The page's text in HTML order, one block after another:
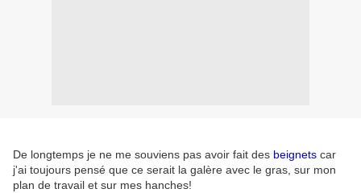
De longtemps je ne me souviens pas avoir fait des beignets car
j'ai toujours pensé que ce serait la galère avec le gras, sur mon
plan de travail et sur mes hanches!